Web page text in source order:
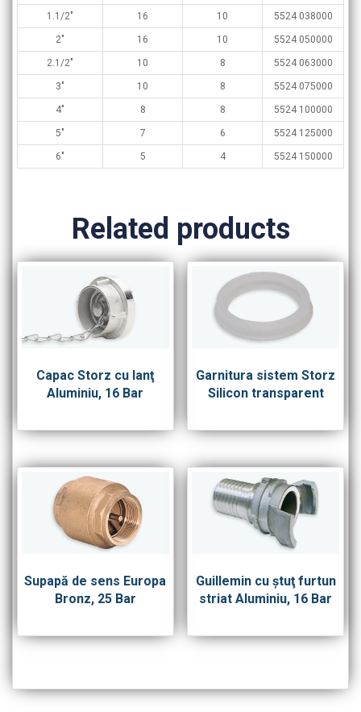
1.1/2″ 16 10 5524 038000
2″ 16 10 5524 050000
2.1/2″ 10 8 5524 063000
3″ 10 8 5524 075000
4″ 8 8 5524 100000
5″ 7 6 5524 125000
6″ 5 4 5524 150000
Related products
Capac Storz cu lanţ
Aluminiu, 16 Bar
Garnitura sistem Storz
Silicon transparent
Supapă de sens Europa
Bronz, 25 Bar
Guillemin cu ştuţ furtun
striat Aluminiu, 16 Bar